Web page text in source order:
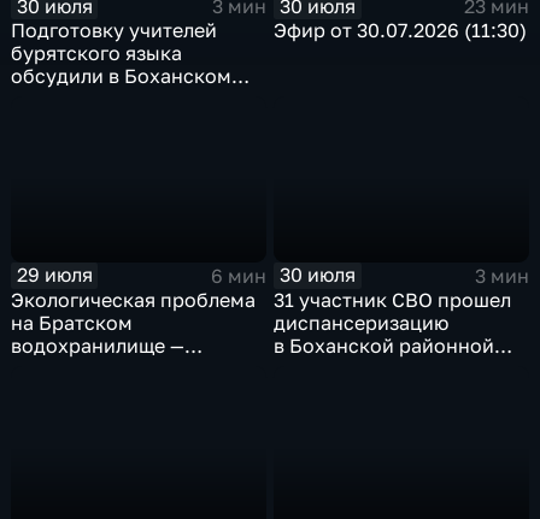
30 июля
3 мин
Подготовку учителей
бурятского языка
обсудили в Боханском
30 июля
23 мин
Эфир от 30.07.2026 (11:30)
29 июля
6 мин
Экологическая проблема
на Братском
водохранилище —
30 июля
3 мин
31 участник СВО прошел
диспансеризацию
в Боханской районной